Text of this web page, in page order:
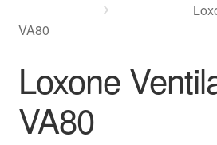
LOXONE
Alle Produkte
VA80
Loxone
VA80